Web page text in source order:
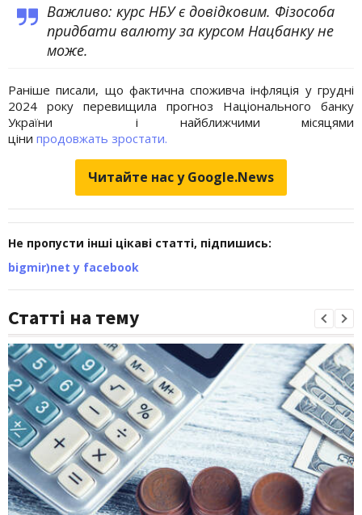
Важливо: курс НБУ є довідковим. Фізособа
придбати валюту за курсом Нацбанку не
може.
Раніше писали, що фактична споживча інфляція у грудні
2024 року перевищила прогноз Національного банку
України і найближчими місяцями
ціни продовжать зростати.
Читайте нас у Google.News
Не пропусти інші цікаві статті, підпишись:
bigmir)net у facebook
Статті на тему